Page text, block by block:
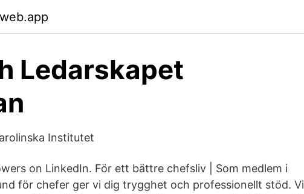
Ledarskapet
Institutet
on LinkedIn. För ett bättre chefsliv | Som medlem i
för chefer ger vi dig trygghet och professionellt stöd. Vi